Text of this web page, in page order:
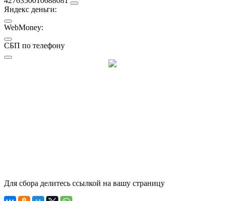
Яндекс деньги:
WebMoney:
СБП по телефону
Для сбора делитесь ссылкой на вашу страницу